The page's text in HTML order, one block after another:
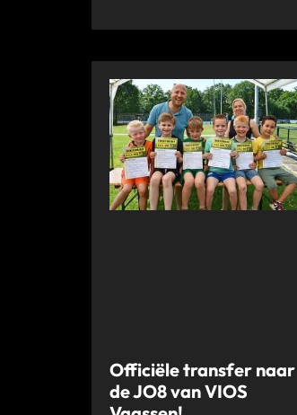
Officiële transfer naar
de JO8 van VIOS